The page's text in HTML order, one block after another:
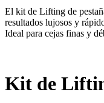
El kit de Lifting de
resultados lujosos y
Ideal para cejas finas y
Kit de